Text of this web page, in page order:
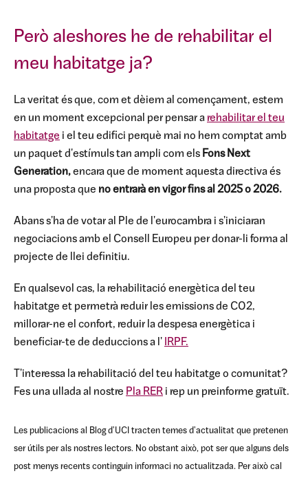
Però aleshores he de rehabilitar el
meu habitatge ja?
La veritat és que, com et dèiem al començament, estem
en un moment excepcional per pensar a rehabilitar el teu
habitatge i el teu edifici perquè mai no hem comptat amb
un paquet d'estímuls tan ampli com els Fons Next
Generation,encara que de moment aquesta directiva és
una proposta que no entrarà en vigor fins al 2025 o 2026.
Abans s'ha de votar al Ple de l'eurocambra i s'iniciaran
negociacions amb el Consell Europeu per donar-li forma al
projecte de llei definitiu.
En qualsevol cas, la rehabilitació energètica del teu
habitatge et permetrà reduir les emissions de CO2,
millorar-ne el confort, reduir la despesa energètica i
beneficiar-te de deduccions a l' IRPF.
T'interessa la rehabilitació del teu habitatge o comunitat?
Fes una ullada al nostre Pla RER i rep un preinforme gratuït.
Les publicacions al Blog d'UCI tracten temes d'actualitat que pretenen
ser útils per als nostres lectors. No obstant això, pot ser que alguns dels
post menys recents continguin informaci no actualitzada. Per això cal